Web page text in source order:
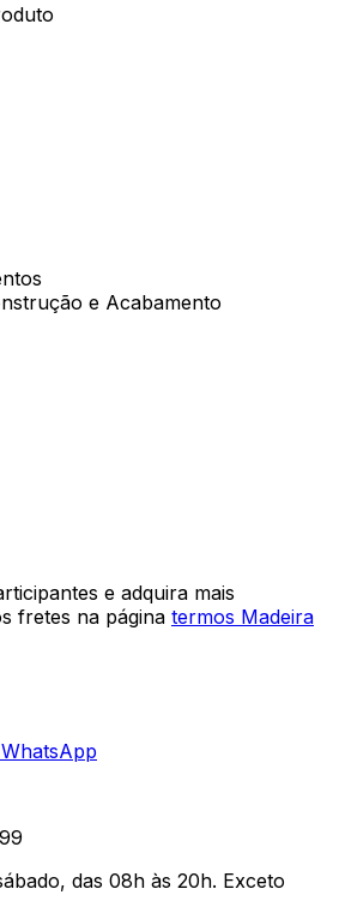
e Acabamento
e adquira mais
fretes na página termos Madeira
das 08h às 20h. Exceto